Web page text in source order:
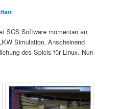
SCS Software momentan an
Simulation. Anscheinend
des Spiels für Linux. Nun